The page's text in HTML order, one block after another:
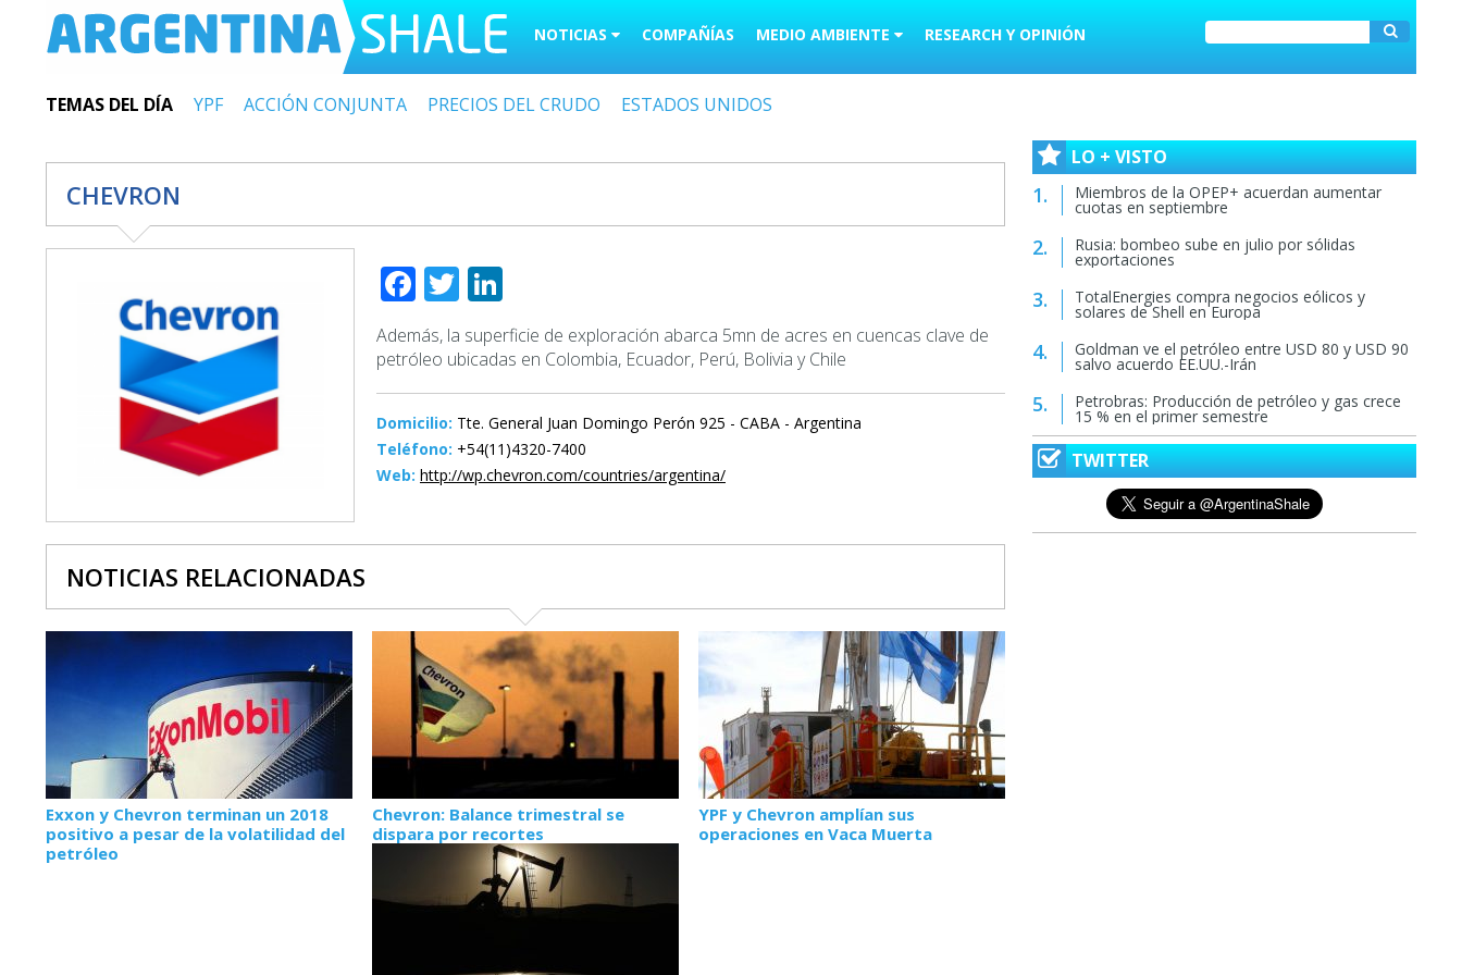
NOTICIAS COMPAÑÍAS MEDIO AMBIENTE RESEARCH Y OPINIÓN
TEMAS DEL DÍA YPF ACCIÓN CONJUNTA PRECIOS DEL CRUDO ESTADOS UNIDOS
CHEVRON
Facebook
Twitter
Además, la superficie de exploración abarca 5mn de acres en cuencas clave de
petróleo ubicadas en Colombia, Ecuador, Perú, Bolivia y Chile
Domicilio: Tte. General Juan Domingo Perón 925 - CABA - Argentina
Teléfono: +54(11)4320-7400
Web: http://wp.chevron.com/countries/argentina/
NOTICIAS RELACIONADAS
Exxon y Chevron terminan un 2018
positivo a pesar de la volatilidad del
petróleo
Chevron: Balance trimestral se
dispara por recortes
YPF y Chevron amplían sus
operaciones en Vaca Muerta
LO + VISTO
Miembros de la OPEP+ acuerdan aumentar
cuotas en septiembre
Rusia: bombeo sube en julio por sólidas
exportaciones
TotalEnergies compra negocios eólicos y
solares de Shell en Europa
Goldman ve el petróleo entre USD 80 y USD 90
salvo acuerdo EE.UU.-Irán
Petrobras: Producción de petróleo y gas crece
15 % en el primer semestre
TWITTER